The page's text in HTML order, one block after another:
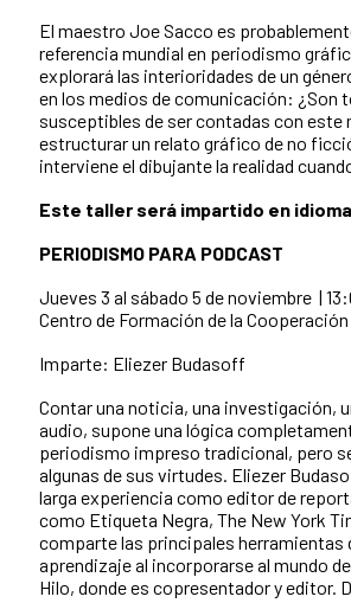
El maestro Joe Sacco es
referencia mundial en periodismo
explorará las interioridades de un
en los medios de comunicación: ¿Son
susceptibles de ser contadas con este
estructurar un relato gráfico de no
interviene el dibujante la realidad
Este taller será impartido en
PERIODISMO PARA PODCAST
Jueves 3 al sábado 5 de noviembre |
Centro de Formación de la
Imparte: Eliezer Budasoff
Contar una noticia, una investigación,
audio, supone una lógica
periodismo impreso tradicional, pero
algunas de sus virtudes. Eliezer
larga experiencia como editor de
como Etiqueta Negra, The New York
comparte las principales herramientas
aprendizaje al incorporarse al mundo
Hilo, donde es copresentador y editor.